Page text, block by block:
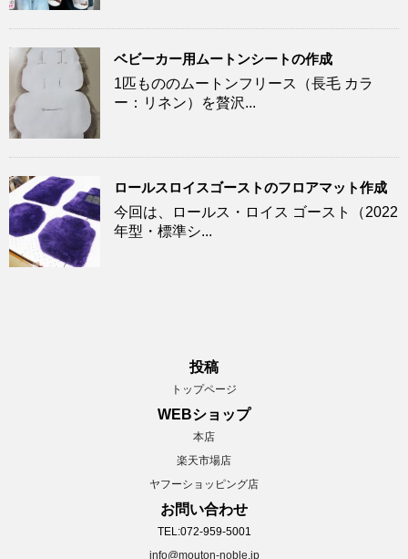
ベビーカー用ムートンシートの作成
1匹もののムートンフリース（長毛 カラ
ー：リネン）を贅沢...
ロールスロイスゴーストのフロアマット作成
今回は、ロールス・ロイス ゴースト（2022
年型・標準シ...
投稿
トップページ
WEBショップ
本店
楽天市場店
ヤフーショッピング店
お問い合わせ
TEL:072-959-5001
info@mouton-noble.jp